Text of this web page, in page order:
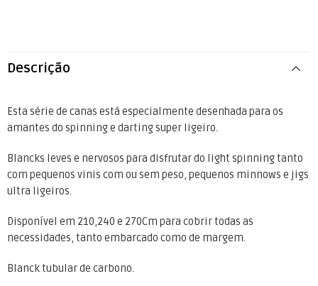
Descrição
Esta série de canas está especialmente desenhada para os
amantes do spinning e darting super ligeiro.
Blancks leves e nervosos para disfrutar do light spinning tanto
com pequenos vinis com ou sem peso, pequenos minnows e jigs
ultra ligeiros.
Disponível em 210,240 e 270Cm para cobrir todas as
necessidades, tanto embarcado como de margem.
Blanck tubular de carbono.